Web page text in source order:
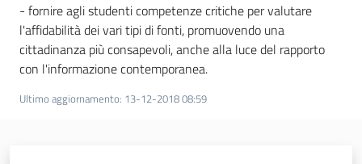
- fornire agli studenti competenze critiche per valutare
l'affidabilità dei vari tipi di fonti, promuovendo una
cittadinanza più consapevoli, anche alla luce del rapporto
con l'informazione contemporanea.
Ultimo aggiornamento: 13-12-2018 08:59